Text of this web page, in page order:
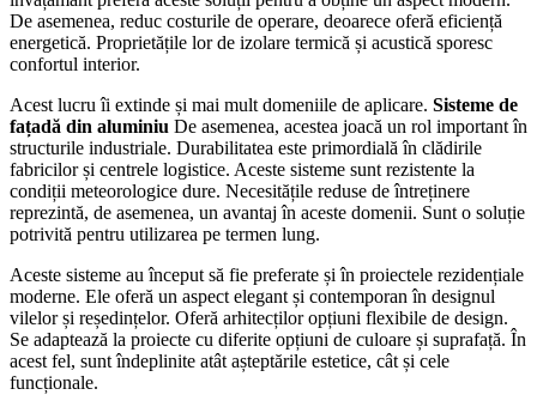
De asemenea, reduc costurile de operare, deoarece oferă eficiență
energetică. Proprietățile lor de izolare termică și acustică sporesc
confortul interior.
Acest lucru îi extinde și mai mult domeniile de aplicare. Sisteme de
fațadă din aluminiu De asemenea, acestea joacă un rol important în
structurile industriale. Durabilitatea este primordială în clădirile
fabricilor și centrele logistice. Aceste sisteme sunt rezistente la
condiții meteorologice dure. Necesitățile reduse de întreținere
reprezintă, de asemenea, un avantaj în aceste domenii. Sunt o soluție
potrivită pentru utilizarea pe termen lung.
Aceste sisteme au început să fie preferate și în proiectele rezidențiale
moderne. Ele oferă un aspect elegant și contemporan în designul
vilelor și reședințelor. Oferă arhitecților opțiuni flexibile de design.
Se adaptează la proiecte cu diferite opțiuni de culoare și suprafață. În
acest fel, sunt îndeplinite atât așteptările estetice, cât și cele
funcționale.